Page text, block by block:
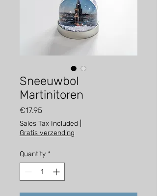
Sneeuwbol
Martinitoren
€17.95Price
Sales Tax Included
Gratis verzending
Quantity *